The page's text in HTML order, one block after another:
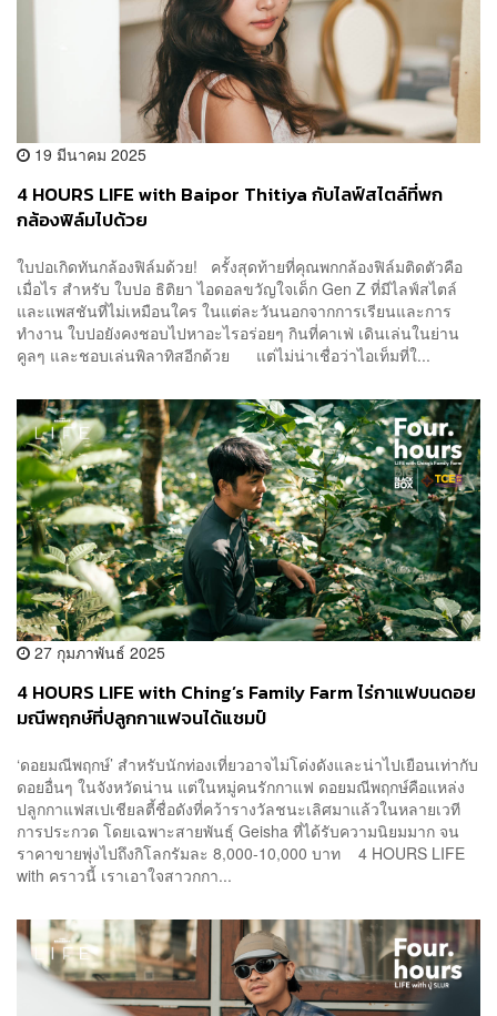
19 มีนาคม 2025
4 HOURS LIFE with Baipor Thitiya กับไลฟ์สไตล์ที่พก
กล้องฟิล์มไปด้วย
ใบปอเกิดทันกล้องฟิล์มด้วย! ครั้งสุดท้ายที่คุณพกกล้องฟิล์มติดตัวคือ
เมื่อไร สำหรับ ใบปอ ธิติยา ไอดอลขวัญใจเด็ก Gen Z ที่มีไลฟ์สไตล์
และแพสชันที่ไม่เหมือนใคร ในแต่ละวันนอกจากการเรียนและการ
ทำงาน ใบปอยังคงชอบไปหาอะไรอร่อยๆ กินที่คาเฟ่ เดินเล่นในย่าน
คูลๆ และชอบเล่นพิลาทิสอีกด้วย แต่ไม่น่าเชื่อว่าไอเท็มที่ใ...
27 กุมภาพันธ์ 2025
4 HOURS LIFE with Ching’s Family Farm ไร่กาแฟบนดอย
มณีพฤกษ์ที่ปลูกกาแฟจนได้แชมป์
‘ดอยมณีพฤกษ์’ สำหรับนักท่องเที่ยวอาจไม่โด่งดังและน่าไปเยือนเท่ากับ
ดอยอื่นๆ ในจังหวัดน่าน แต่ในหมู่คนรักกาแฟ ดอยมณีพฤกษ์คือแหล่ง
ปลูกกาแฟสเปเชียลตี้ชื่อดังที่คว้ารางวัลชนะเลิศมาแล้วในหลายเวที
การประกวด โดยเฉพาะสายพันธุ์ Geisha ที่ได้รับความนิยมมาก จน
ราคาขายพุ่งไปถึงกิโลกรัมละ 8,000-10,000 บาท 4 HOURS LIFE
with คราวนี้ เราเอาใจสาวกกา...